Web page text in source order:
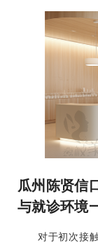
瓜州陈贤信
与就诊环境
对于初次接